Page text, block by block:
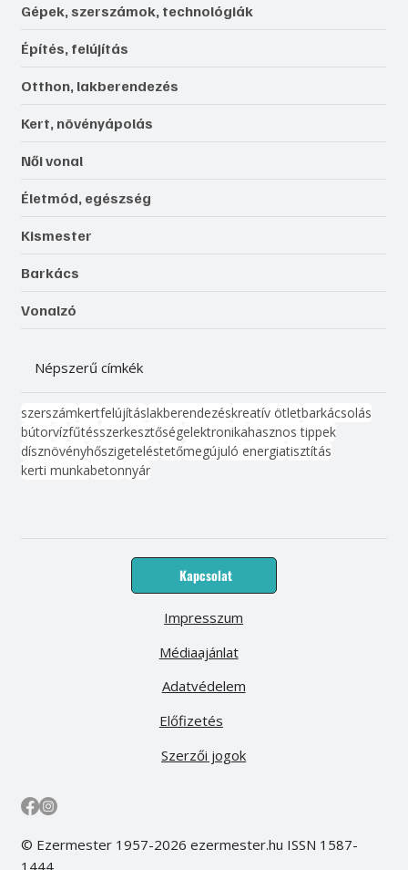
Gépek, szerszámok, technológiák
Építés, felújítás
Otthon, lakberendezés
Kert, növényápolás
Női vonal
Életmód, egészség
Kismester
Barkács
Vonalzó
Népszerű címkék
szerszámkertfelújításlakberendezéskreatív ötletbarkácsolás
bútorvízfűtésszerkesztőségelektronikahasznos tippek
dísznövényhőszigeteléstetőmegújuló energiatisztítás
kerti munkabetonnyár
Kapcsolat
Médiaajánlat
Előfizetés
Impresszum
Adatvédelem
Szerzői jogok
© Ezermester 1957-2026 ezermester.hu ISSN 1587-
1444